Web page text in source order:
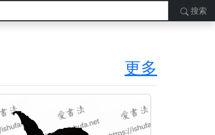
搜索
更多